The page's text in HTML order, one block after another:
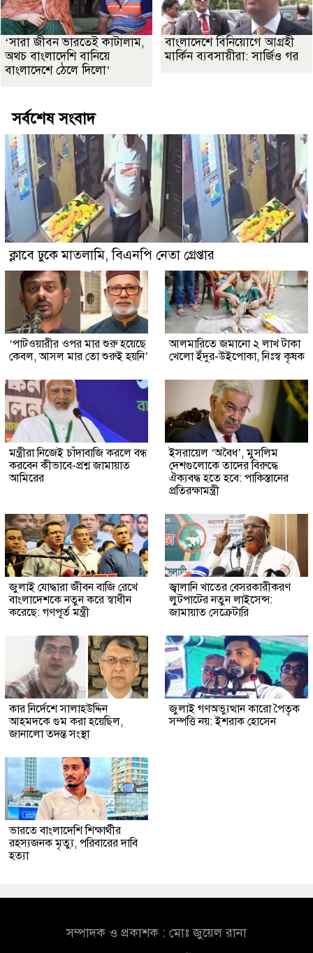
‘সারা জীবন ভারতেই কাটালাম,
অথচ বাংলাদেশি বানিয়ে
বাংলাদেশে ঠেলে দিলো’
বাংলাদেশে বিনিয়োগে আগ্রহী
মার্কিন ব্যবসায়ীরা: সার্জিও গর
সর্বশেষ সংবাদ
ক্লাবে ঢুকে মাতলামি, বিএনপি নেতা গ্রেপ্তার
‘পাটওয়ারীর ওপর মার শুরু হয়েছে
কেবল, আসল মার তো শুরুই হয়নি’
আলমারিতে জমানো ২ লাখ টাকা
খেলো ইঁদুর-উইপোকা, নিঃস্ব কৃষক
মন্ত্রীরা নিজেই চাঁদাবাজি করলে বন্ধ
করবেন কীভাবে-প্রশ্ন জামায়াত
আমিরের
ইসরায়েল ‘অবৈধ’, মুসলিম
দেশগুলোকে তাদের বিরুদ্ধে
ঐক্যবদ্ধ হতে হবে: পাকিস্তানের
প্রতিরক্ষামন্ত্রী
জুলাই যোদ্ধারা জীবন বাজি রেখে
বাংলাদেশকে নতুন করে স্বাধীন
করেছে: গণপূর্ত মন্ত্রী
জ্বালানি খাতের বেসরকারীকরণ
লুটপাটের নতুন লাইসেন্স:
জামায়াত সেক্রেটারি
কার নির্দেশে সালাহউদ্দিন
আহমদকে গুম করা হয়েছিল,
জানালো তদন্ত সংস্থা
জুলাই গণঅভ্যুত্থান কারো পৈতৃক
সম্পত্তি নয়: ইশরাক হোসেন
ভারতে বাংলাদেশি শিক্ষার্থীর
রহস্যজনক মৃত্যু, পরিবারের দাবি
হত্যা
সম্পাদক ও প্রকাশক : মোঃ জুয়েল রানা